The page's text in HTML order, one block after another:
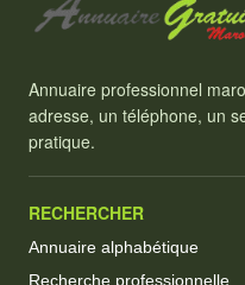
Annuaire professionnel
adresse, un téléphone, un
pratique.
RECHERCHER
Annuaire alphabétique
Recherche professionnelle